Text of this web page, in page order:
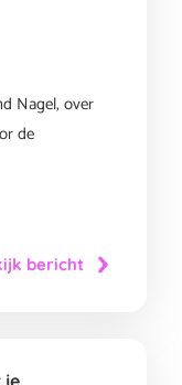
Nagel, over
de
bericht
je